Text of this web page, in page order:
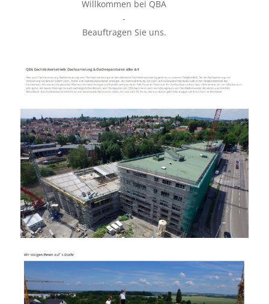
Willkommen bei QBA
-
Beauftragen Sie uns.